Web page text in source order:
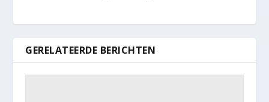
GERELATEERDE BERICHTEN